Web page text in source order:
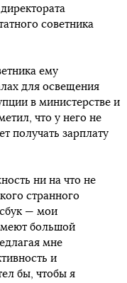
советника
ему
для освещения
в министерстве и
что у него не
получать зарплату
ни на что не
странного
— мои
большой
мне
и
бы, чтобы я